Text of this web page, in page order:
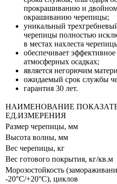
прокрашиванию и
окрашиванию черепицы;
уникальный
черепицы полностью
в местах нахлеста
обеспечивает
атмосферных осадках;
является негорючим
ожидаемый срок службы
гарантия 30 лет.
НАИМЕНОВАНИЕ
ЕД.ИЗМЕРЕНИЯ
Размер черепицы, мм
Высота волны, мм
Вес черепицы, кг
Вес готового покрытия, кг/кв.м
Морозостойкость
-20°С/+20°С), циклов